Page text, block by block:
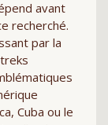
avant
recherché.
par la
Cuba ou le